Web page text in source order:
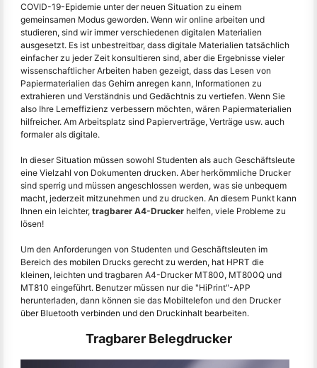
COVID-19-Epidemie unter der neuen Situation zu einem
gemeinsamen Modus geworden. Wenn wir online arbeiten und
studieren, sind wir immer verschiedenen digitalen Materialien
ausgesetzt. Es ist unbestreitbar, dass digitale Materialien tatsächlich
einfacher zu jeder Zeit konsultieren sind, aber die Ergebnisse vieler
wissenschaftlicher Arbeiten haben gezeigt, dass das Lesen von
Papiermaterialien das Gehirn anregen kann, Informationen zu
extrahieren und Verständnis und Gedächtnis zu vertiefen. Wenn Sie
also Ihre Lerneffizienz verbessern möchten, wären Papiermaterialien
hilfreicher. Am Arbeitsplatz sind Papierverträge, Verträge usw. auch
formaler als digitale.
In dieser Situation müssen sowohl Studenten als auch Geschäftsleute
eine Vielzahl von Dokumenten drucken. Aber herkömmliche Drucker
sind sperrig und müssen angeschlossen werden, was sie unbequem
macht, jederzeit mitzunehmen und zu drucken. An diesem Punkt kann
Ihnen ein leichter, tragbarer A4-Drucker helfen, viele Probleme zu
lösen!
Um den Anforderungen von Studenten und Geschäftsleuten im
Bereich des mobilen Drucks gerecht zu werden, hat HPRT die
kleinen, leichten und tragbaren A4-Drucker MT800, MT800Q und
MT810 eingeführt. Benutzer müssen nur die "HiPrint"-APP
herunterladen, dann können sie das Mobiltelefon und den Drucker
über Bluetooth verbinden und den Druckinhalt bearbeiten.
Tragbarer Belegdrucker